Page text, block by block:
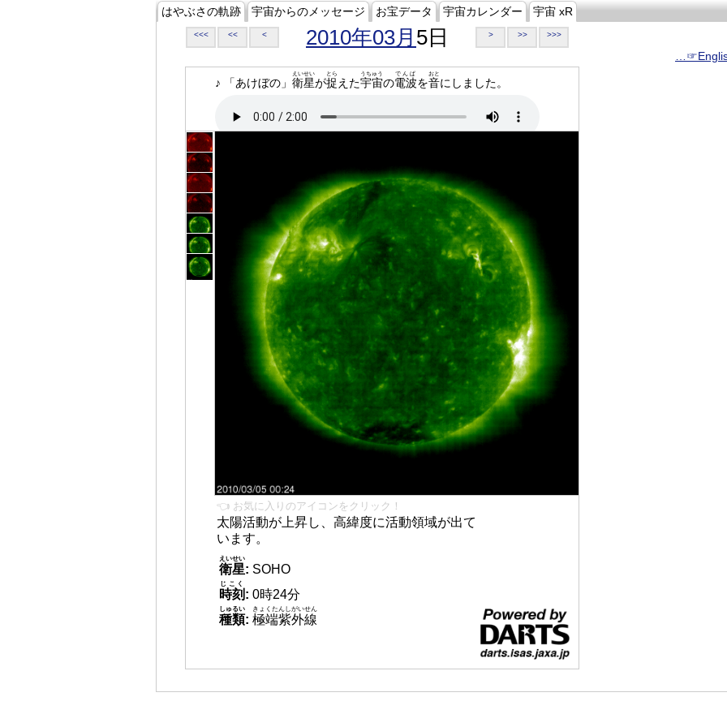
はやぶさの軌跡 宇宙からのメッセージ お宝データ 宇宙カレンダー 宇宙 xR
<<< << < 2010年03月 5日 > >> >>>
♪ 「あけぼの」 衛星
えいせい
が捉
とら
えた宇宙
うちゅう
の電波
でんぱ
を音
おと
にしました。
👈 お気に入りのアイコンをクリック！
太陽活動が上昇し、高緯度に活動領域が出て
います。
衛星
えいせい
: SOHO
時刻
じこく
: 0時24分
種類
しゅるい
: 極端紫外線
きょくたんしがいせん